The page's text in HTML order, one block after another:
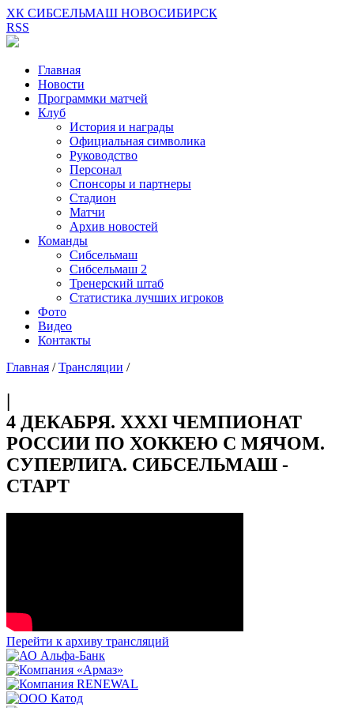
ХК СИБСЕЛЬМАШ НОВОСИБИРСК
RSS
Главная
Новости
Программки матчей
Клуб
История и награды
Официальная символика
Руководство
Персонал
Спонсоры и партнеры
Стадион
Матчи
Архив новостей
Команды
Сибсельмаш
Сибсельмаш 2
Тренерский штаб
Статистика лучших игроков
Фото
Видео
Контакты
Главная /Трансляции /
|
4 ДЕКАБРЯ. XXXI ЧЕМПИОНАТ
РОССИИ ПО ХОККЕЮ С МЯЧОМ.
СУПЕРЛИГА. СИБСЕЛЬМАШ -
СТАРТ
Перейти к архиву трансляций